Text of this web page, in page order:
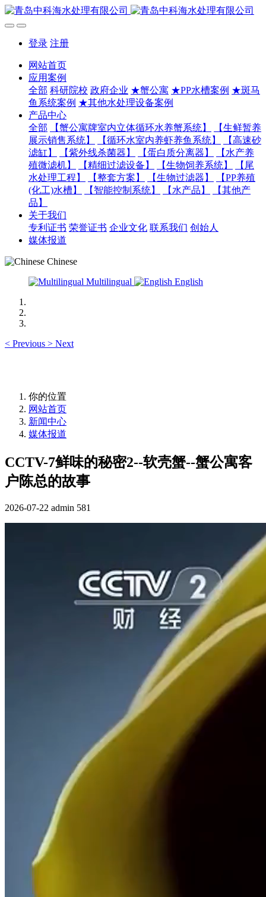
登录 注册
网站首页
应用案例
全部 科研院校 政府企业 ★蟹公寓 ★PP水槽案例 ★斑马
鱼系统案例 ★其他水处理设备案例
产品中心
全部
【蟹公寓牌室内立体循环水养蟹系统】
【生鲜暂养
展示销售系统】
【循环水室内养虾养鱼系统】
【高速砂
滤缸】
【紫外线杀菌器】 【蛋白质分离器】
【水产养
殖微滤机】
【精细过滤设备】 【生物饲养系统】
【尾
水处理工程】
【整套方案】 【生物过滤器】
【PP养殖
(化工)水槽】
【智能控制系统】 【水产品】
【其他产
品】
关于我们
专利证书 荣誉证书 企业文化 联系我们 创始人
媒体报道
Chinese
Multilingual
English
< Previous > Next
你的位置
网站首页
新闻中心
媒体报道
CCTV-7鲜味的秘密2--软壳蟹--蟹公寓客
户陈总的故事
2026-07-22 admin 581